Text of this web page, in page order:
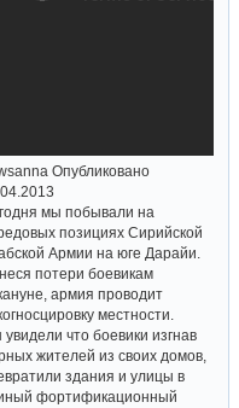
Опубликовано
мы побывали на
позициях Сирийской
Армии на юге Дарайи.
потери боевикам
армия проводит
местности.
что боевики изгнав
жителей из своих домов,
здания и улицы в
фортификационный